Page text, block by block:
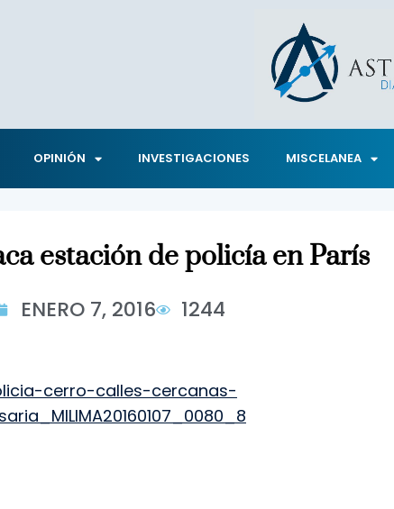
OPINIÓN INVESTIGACIONES MISCELANEA
estación de policía en París
ENERO 7, 2016 1244